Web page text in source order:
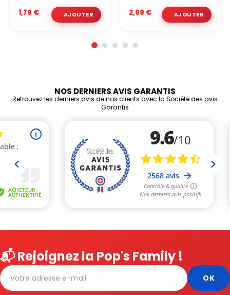
1,79 € 2,99 €
NOS DERNIERS AVIS GARANTIS
Retrouvez les derniers avis de nos clients avec la Société des avis
Garantis
📬 Rejoignez la Pop's Family !